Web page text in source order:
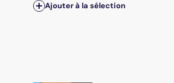
Ajouter à la sélection